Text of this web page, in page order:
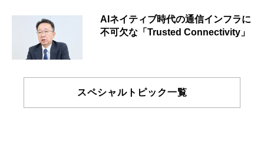
AIネイティブ時代の通信インフラに
不可欠な「Trusted Connectivity」
スペシャルトピック一覧